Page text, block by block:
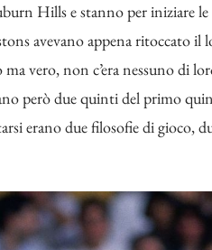
Hills e stanno per iniziare
avevano appena ritoccato il
vero, non c’era nessuno di
però due quinti del primo
erano due filosofie di gioco,